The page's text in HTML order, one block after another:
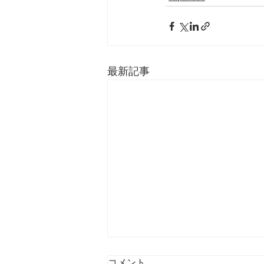
最新記事
Journal TROPICS (Last